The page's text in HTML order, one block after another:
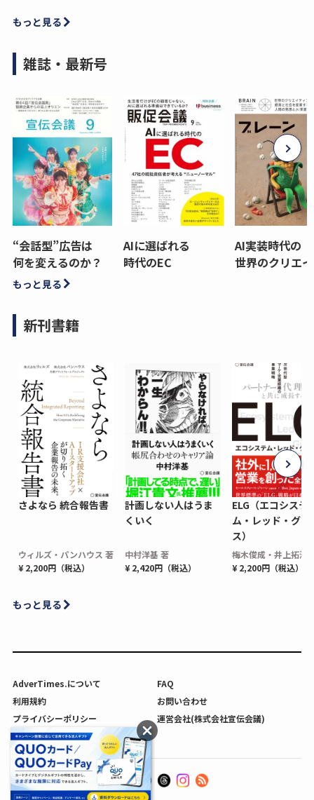
もっと見る
雑誌・最新号
“会話型”広告は
何を変えるのか？
AIに選ばれる
時代のEC
AI実装時代の
世界のクリエ
もっと見る
新刊書籍
さよなら 統合報告書
ウィルズ・パンハウス 著
¥ 2,200円（税込）
計画しない人はうま
くいく
中村洋基 著
¥ 2,420円（税込）
ELG（エコシステ
ム・レッド・グロ
ス）
梅木俊成・井上拓海
¥ 2,200円（税込）
もっと見る
AdverTimes.について
FAQ
利用規約
お問い合わせ
プライバシーポリシー
運営会社(株式会社宣伝会議)
利用者情報の外部送信について